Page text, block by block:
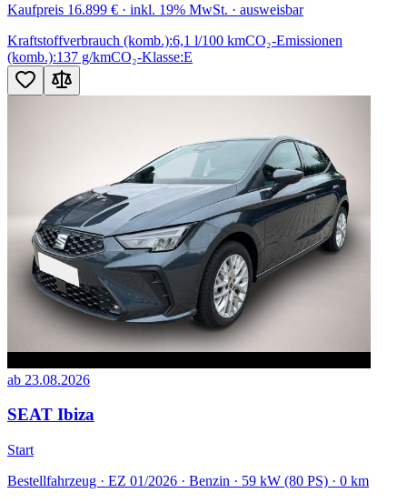
Kaufpreis 16.899 € · inkl. 19% MwSt. · ausweisbar
Kraftstoffverbrauch (komb.):6,1 l/100 kmCO₂-Emissionen
(komb.):137 g/kmCO₂-Klasse:E
ab 23.08.2026
SEAT Ibiza
Start
Bestellfahrzeug · EZ 01/2026 · Benzin · 59 kW (80 PS) · 0 km